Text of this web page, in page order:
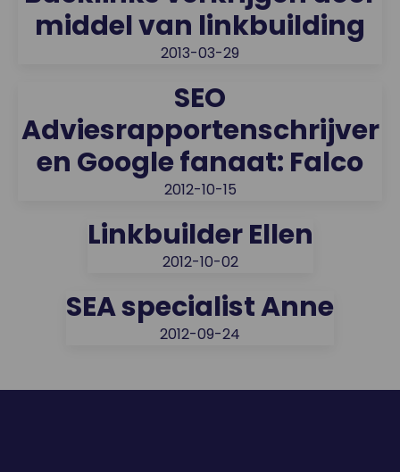
middel van linkbuilding
2013-03-29
SEO
Adviesrapportenschrijver
en Google fanaat: Falco
2012-10-15
Linkbuilder Ellen
2012-10-02
SEA specialist Anne
2012-09-24